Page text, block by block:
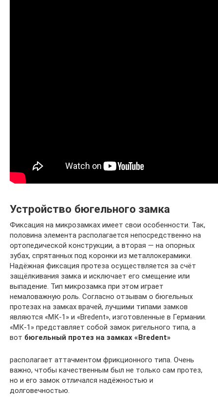
Устройство бюгельного замка
Фиксация на микрозамках имеет свои особенности. Так,
половина элемента располагается непосредственно на
ортопедической конструкции, а вторая — на опорных
зубах, спрятанных под коронки из металлокерамики.
Надёжная фиксация протеза осуществляется за счёт
защёлкивания замка и исключает его смещение или
выпадение. Тип микрозамка при этом играет
немаловажную роль. Согласно отзывам о бюгельных
протезах на замках врачей, лучшими типами замков
являются «МК-1» и «Bredent», изготовленные в Германии.
«МК-1» представляет собой замок ригельного типа, а
вот бюгельный протез на замках «Bredent»
располагает аттачментом фрикционного типа. Очень
важно, чтобы качественным был не только сам протез,
но и его замок отличался надёжностью и
долговечностью.